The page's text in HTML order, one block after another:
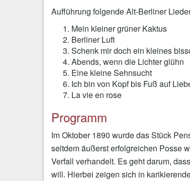
Aufführung folgende Alt-Berliner
Mein kleiner grüner Kaktus
Berliner Luft
Schenk mir doch ein kleines
Abends, wenn die Lichter glühn
Eine kleine Sehnsucht
Ich bin von Kopf bis Fuß auf
La vie en rose
Programm
Im Oktober 1890 wurde das Stück
seitdem äußerst erfolgreichen Posse
Verfall verhandelt. Es geht darum,
will. Hierbei zeigen sich in